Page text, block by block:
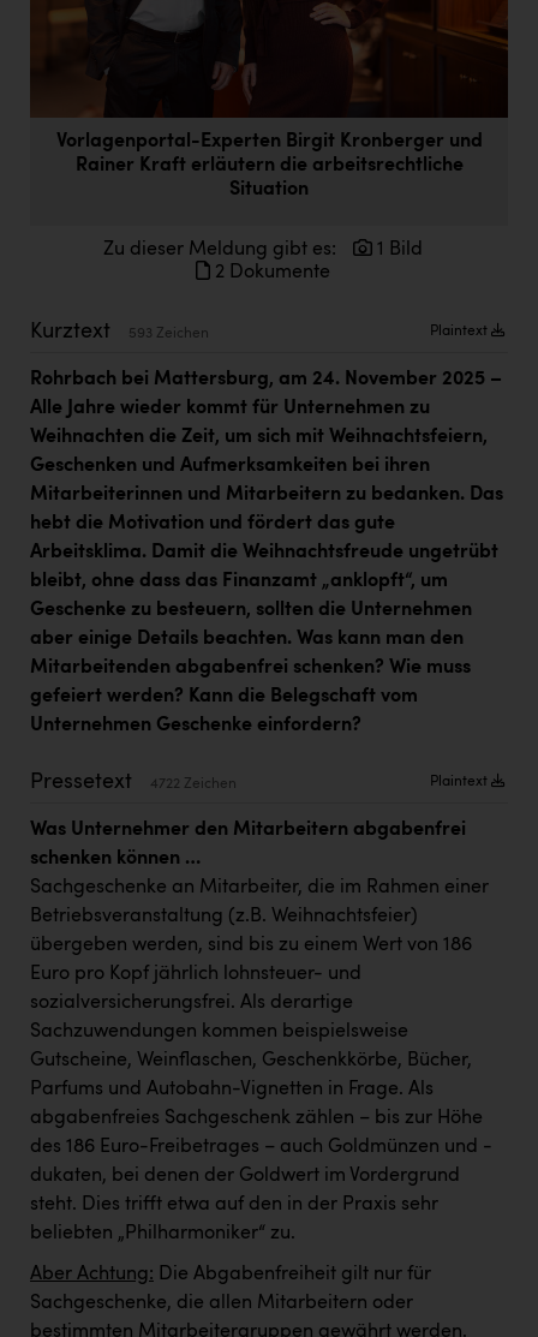
Doppler Gruppe
Firmenradl
HIG Infomotion Group
Immotech
INTERSPAR
INTERSPORT Austria
Jesolo
Kärcher
Karin Liedl
KEBA
KIWI Kinderwunsch Institut Dr. Loimer
KLIPP Frisör
Kleider Bauer
Kremsmüller Anlagenbau GmbH
Maximarkt
Oldtimer Raststationen und Motorhotels
Österreichischer Kachelofenverband
Orlen
Passage Linz
PEZ
PÜSPÖK
REMAX
RE/MAX Welcome
Resch&Frisch
RUBBLE MASTER
Vorlagenportal-Experten Birgit Kronberger und
Rainer Kraft erläutern die arbeitsrechtliche
Situation
Zu dieser Meldung gibt es:
1 Bild
2 Dokumente
Kurztext 593 Zeichen Plaintext
Rohrbach bei Mattersburg, am 24. November 2025 –
Alle Jahre wieder kommt für Unternehmen zu
Weihnachten die Zeit, um sich mit Weihnachtsfeiern,
Geschenken und Aufmerksamkeiten bei ihren
Mitarbeiterinnen und Mitarbeitern zu bedanken. Das
hebt die Motivation und fördert das gute
Arbeitsklima. Damit die Weihnachtsfreude ungetrübt
bleibt, ohne dass das Finanzamt „anklopft“, um
Geschenke zu besteuern, sollten die Unternehmen
aber einige Details beachten. Was kann man den
Mitarbeitenden abgabenfrei schenken? Wie muss
gefeiert werden? Kann die Belegschaft vom
Unternehmen Geschenke einfordern?
Pressetext 4722 Zeichen Plaintext
Was Unternehmer den Mitarbeitern abgabenfrei
schenken können …
Sachgeschenke an Mitarbeiter, die im Rahmen einer
Betriebsveranstaltung (z.B. Weihnachtsfeier)
übergeben werden, sind bis zu einem Wert von 186
Euro pro Kopf jährlich lohnsteuer- und
sozialversicherungsfrei. Als derartige
Sachzuwendungen kommen beispielsweise
Gutscheine, Weinflaschen, Geschenkkörbe, Bücher,
Parfums und Autobahn-Vignetten in Frage. Als
abgabenfreies Sachgeschenk zählen – bis zur Höhe
des 186 Euro-Freibetrages – auch Goldmünzen und -
dukaten, bei denen der Goldwert im Vordergrund
steht. Dies trifft etwa auf den in der Praxis sehr
beliebten „Philharmoniker“ zu.
Aber Achtung: Die Abgabenfreiheit gilt nur für
Sachgeschenke, die allen Mitarbeitern oder
bestimmten Mitarbeitergruppen gewährt werden.